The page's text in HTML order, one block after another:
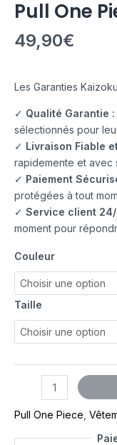
Pull One
49,90€
Les Garanties
✓ Qualité Garantie :
sélectionnés pour
✓ Livraison Fiable
rapidemente et avec
✓ Paiement
protégées à tout
✓ Service client
moment pour
Couleur
Taille
Pull One Piece